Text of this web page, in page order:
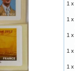
1 x
1 x
1 x
1 x
1 x